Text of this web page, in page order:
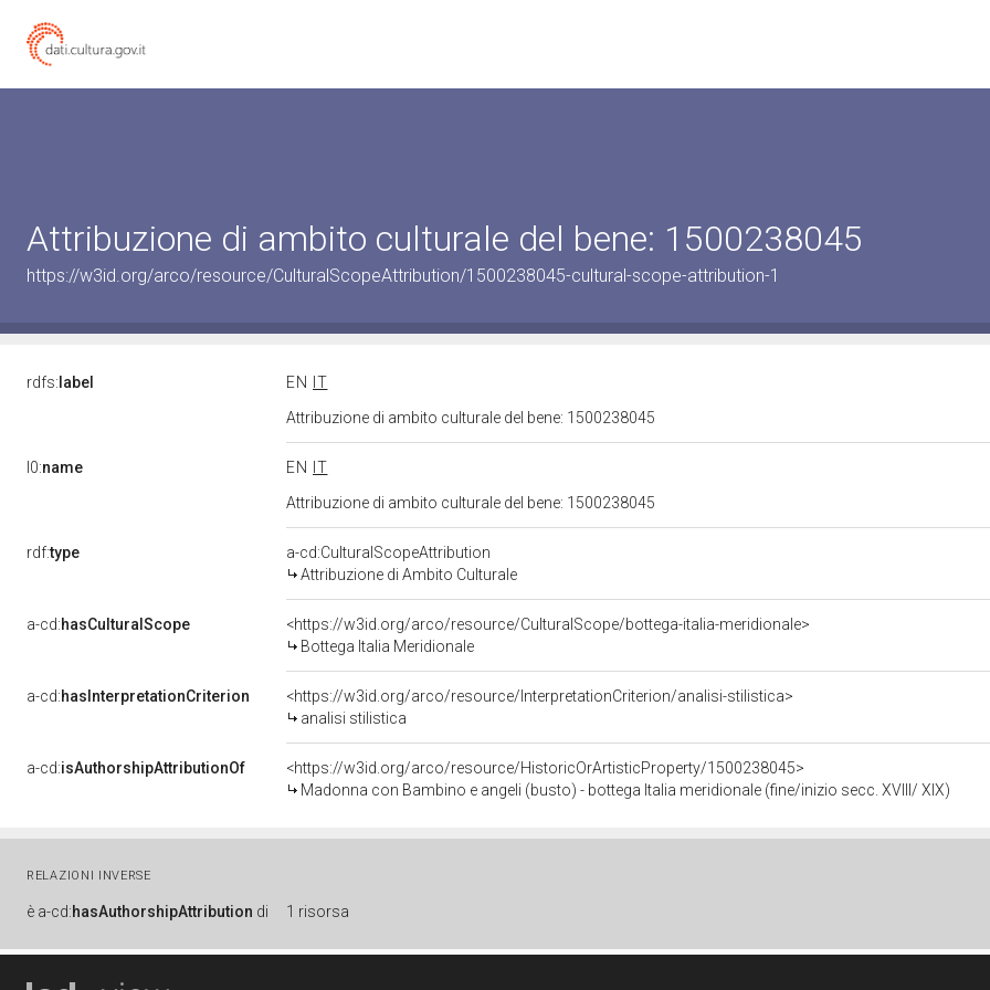
Attribuzione di ambito culturale del bene: 1500238045
https://w3id.org/arco/resource/CulturalScopeAttribution/1500238045-cultural-scope-attribution-1
rdfs: label EN
IT
Attribuzione di ambito culturale del bene: 1500238045
l0:name EN
IT
Attribuzione di ambito culturale del bene: 1500238045
rdf:type
a-cd:CulturalScopeAttribution
Attribuzione di Ambito Culturale
a-cd:hasCulturalScope
<https://w3id.org/arco/resource/CulturalScope/bottega-italia-meridionale>
Bottega Italia Meridionale
a-cd:hasInterpretationCriterion
<https://w3id.org/arco/resource/InterpretationCriterion/analisi-stilistica>
analisi stilistica
a-cd:isAuthorshipAttributionOf
<https://w3id.org/arco/resource/HistoricOrArtisticProperty/1500238045>
Madonna con Bambino e angeli (busto) - bottega Italia meridionale (fine/inizio secc. XVIII/ XIX)
RELAZIONI INVERSE
è a-cd:hasAuthorshipAttribution di 1 risorsa